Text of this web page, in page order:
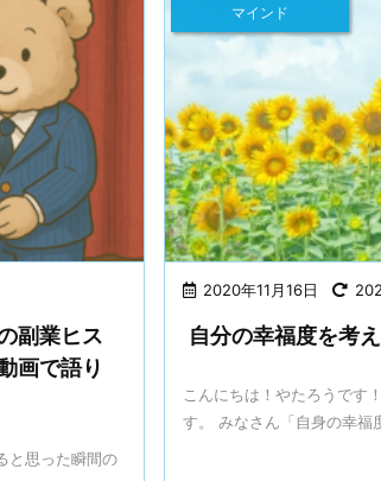
副業ヒス
画で語り
と思った瞬間の
2020年11月16日
マインド
自分の幸福度を考
こんにちは！やたろうです
す。 みなさん「自身の幸福